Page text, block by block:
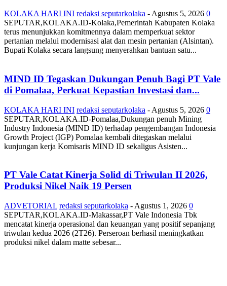
KOLAKA HARI INI redaksi seputarkolaka - Agustus 5, 2026 0
SEPUTAR,KOLAKA.ID-Kolaka,Pemerintah Kabupaten Kolaka
terus menunjukkan komitmennya dalam memperkuat sektor
pertanian melalui modernisasi alat dan mesin pertanian (Alsintan).
Bupati Kolaka secara langsung menyerahkan bantuan satu...
MIND ID Tegaskan Dukungan Penuh Bagi PT Vale
di Pomalaa, Perkuat Kepastian Investasi dan...
KOLAKA HARI INI redaksi seputarkolaka - Agustus 5, 2026 0
SEPUTAR,KOLAKA.ID-Pomalaa,Dukungan penuh Mining
Industry Indonesia (MIND ID) terhadap pengembangan Indonesia
Growth Project (IGP) Pomalaa kembali ditegaskan melalui
kunjungan kerja Komisaris MIND ID sekaligus Asisten...
PT Vale Catat Kinerja Solid di Triwulan II 2026,
Produksi Nikel Naik 19 Persen
ADVETORIAL redaksi seputarkolaka - Agustus 1, 2026 0
SEPUTAR,KOLAKA.ID-Makassar,PT Vale Indonesia Tbk
mencatat kinerja operasional dan keuangan yang positif sepanjang
triwulan kedua 2026 (2T26). Perseroan berhasil meningkatkan
produksi nikel dalam matte sebesar...